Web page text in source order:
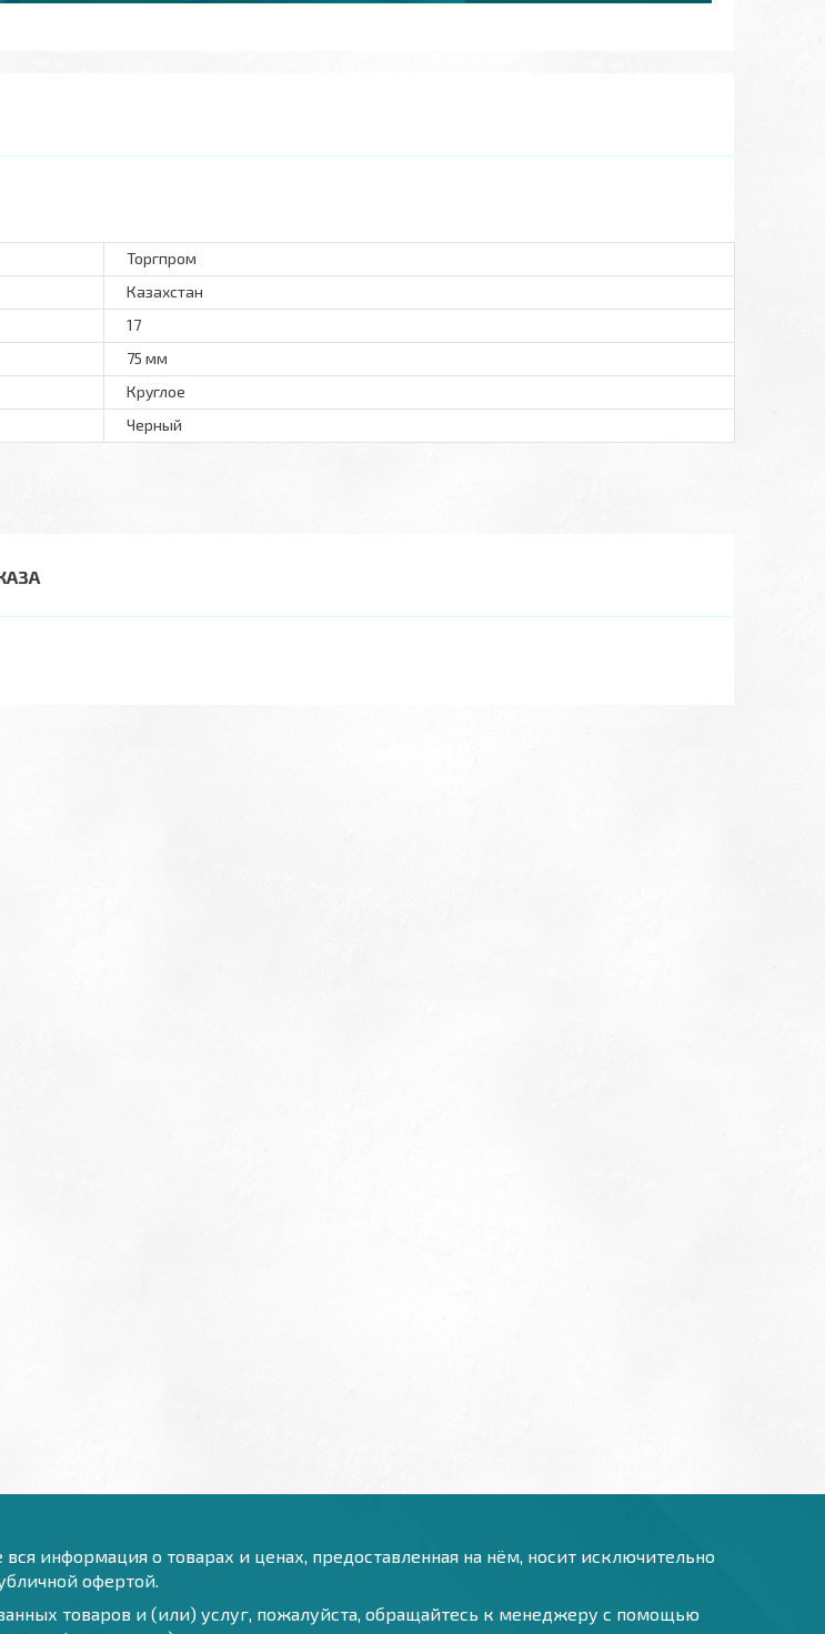
Торгпром
Казахстан
17
75 мм
Круглое
Черный
информация о товарах и ценах, предоставленная на нём, носит исключительно
офертой.
товаров и (или) услуг, пожалуйста, обращайтесь к менеджеру с помощью